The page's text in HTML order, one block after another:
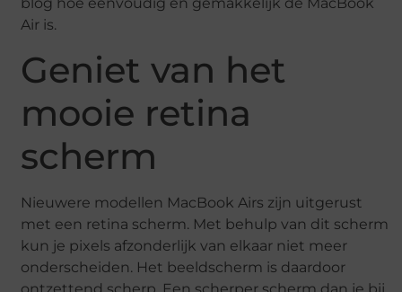
Air is.
Geniet van het
mooie retina
scherm
Nieuwere modellen MacBook Airs zijn uitgerust
met een retina scherm. Met behulp van dit scherm
kun je pixels afzonderlijk van elkaar niet meer
onderscheiden. Het beeldscherm is daardoor